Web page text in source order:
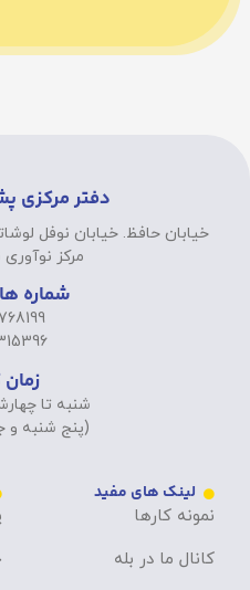
دفتر مرکزی
مرکز
شماره
شنبه تا چهارشنبه 10
(پنج شنبه و
لینک های مفید
نمونه کارها
کانال ما در بله